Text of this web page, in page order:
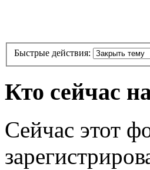
Быстрые действия:
Кто сейчас
Сейчас этот